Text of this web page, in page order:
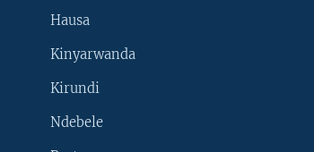
Hausa
Kinyarwanda
Kirundi
Ndebele